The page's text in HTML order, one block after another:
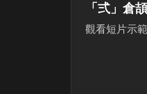
「弍」倉
觀看短片示